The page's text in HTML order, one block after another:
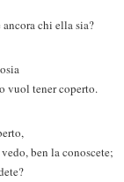
chi ella sia?
vuol tener coperto.
ben la conoscete;